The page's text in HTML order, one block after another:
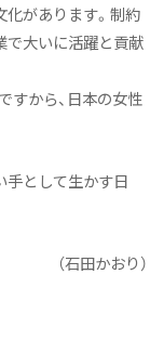
化があります。制約
で大いに活躍と貢献
すから、日本の女性
手として生かす日
（石田かおり）